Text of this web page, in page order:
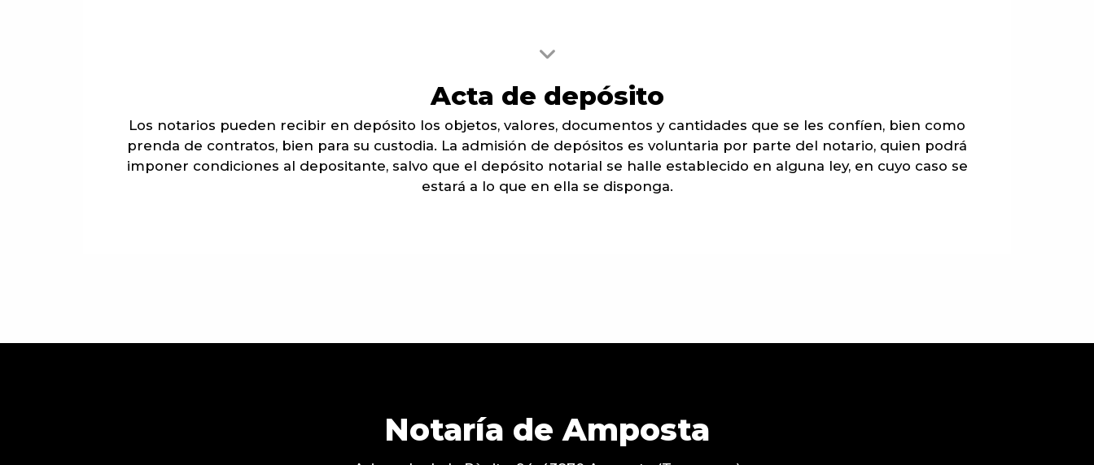
Acta de depósito
Los notarios pueden recibir en depósito los objetos, valores, documentos y cantidades que se les confíen, bien como
prenda de contratos, bien para su custodia. La admisión de depósitos es voluntaria por parte del notario, quien podrá
imponer condiciones al depositante, salvo que el depósito notarial se halle establecido en alguna ley, en cuyo caso se
estará a lo que en ella se disponga.
Notaría de Amposta